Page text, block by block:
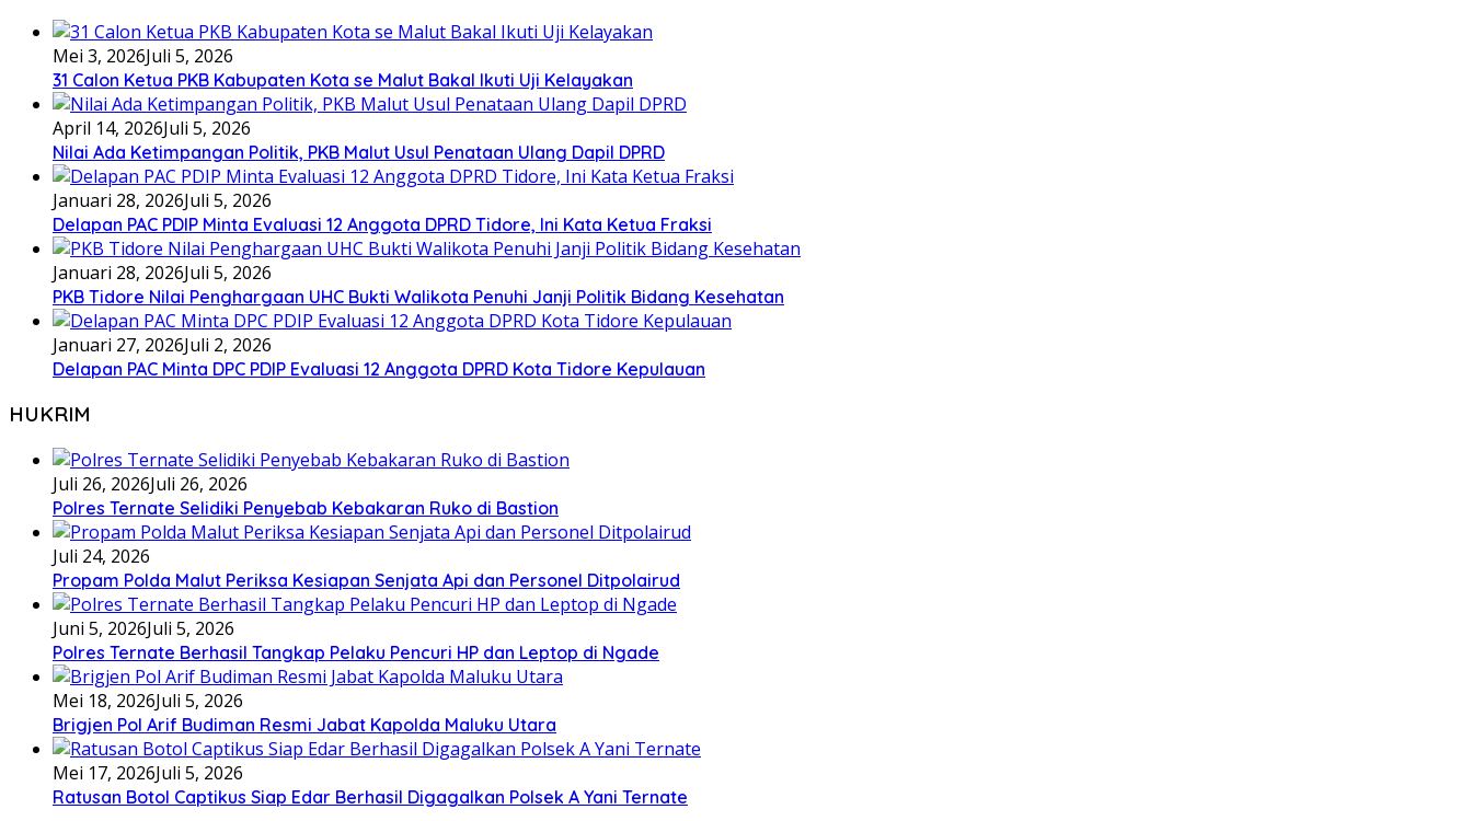
Mei 3, 2026Juli 5, 2026
31 Calon Ketua PKB Kabupaten Kota se Malut Bakal Ikuti Uji Kelayakan
April 14, 2026Juli 5, 2026
Nilai Ada Ketimpangan Politik, PKB Malut Usul Penataan Ulang Dapil DPRD
Januari 28, 2026Juli 5, 2026
Delapan PAC PDIP Minta Evaluasi 12 Anggota DPRD Tidore, Ini Kata Ketua Fraksi
Januari 28, 2026Juli 5, 2026
PKB Tidore Nilai Penghargaan UHC Bukti Walikota Penuhi Janji Politik Bidang Kesehatan
Januari 27, 2026Juli 2, 2026
Delapan PAC Minta DPC PDIP Evaluasi 12 Anggota DPRD Kota Tidore Kepulauan
HUKRIM
Juli 26, 2026Juli 26, 2026
Polres Ternate Selidiki Penyebab Kebakaran Ruko di Bastion
Juli 24, 2026
Propam Polda Malut Periksa Kesiapan Senjata Api dan Personel Ditpolairud
Juni 5, 2026Juli 5, 2026
Polres Ternate Berhasil Tangkap Pelaku Pencuri HP dan Leptop di Ngade
Mei 18, 2026Juli 5, 2026
Brigjen Pol Arif Budiman Resmi Jabat Kapolda Maluku Utara
Mei 17, 2026Juli 5, 2026
Ratusan Botol Captikus Siap Edar Berhasil Digagalkan Polsek A Yani Ternate